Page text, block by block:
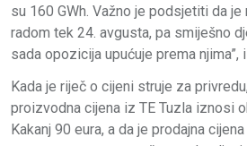
su 160 GWh. Važno je podsjetiti da
radom tek 24. avgusta, pa smiješno
sada opozicija upućuje prema njima”,
Kada je riječ o cijeni struje za
proizvodna cijena iz TE Tuzla iznosi
Kakanj 90 eura, a da je prodajna